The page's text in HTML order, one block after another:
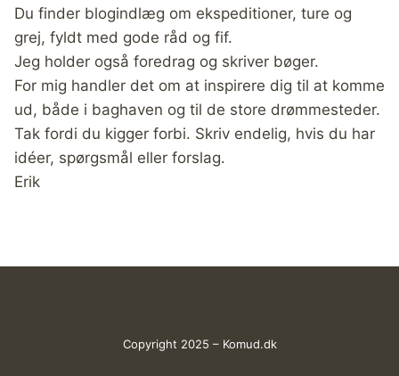
Du finder blogindlæg om ekspeditioner, ture og
grej, fyldt med gode råd og fif.
Jeg holder også foredrag og skriver bøger.
For mig handler det om at inspirere dig til at komme
ud, både i baghaven og til de store drømmesteder.
Tak fordi du kigger forbi. Skriv endelig, hvis du har
idéer, spørgsmål eller forslag.
Erik
Copyright 2025 – Komud.dk